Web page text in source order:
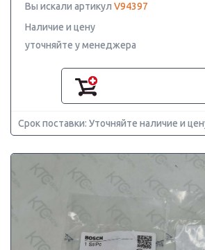
Вы искали артикул V94397
Наличие и цену
уточняйте у менеджера
Срок поставки: Уточняйте наличие и